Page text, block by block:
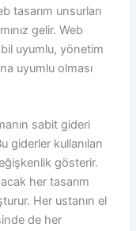
tasarım unsurları
gelir. Web
uyumlu, yönetim
uyumlu olması
sabit gideri
giderler kullanılan
gösterir.
her tasarım
Her ustanın el
de her